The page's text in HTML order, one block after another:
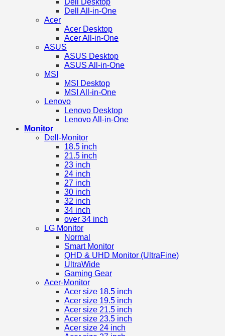
Dell Desktop
Dell All-in-One
Acer
Acer Desktop
Acer All-in-One
ASUS
ASUS Desktop
ASUS All-in-One
MSI
MSI Desktop
MSI All-in-One
Lenovo
Lenovo Desktop
Lenovo All-in-One
Monitor
Dell-Monitor
18.5 inch
21.5 inch
23 inch
24 inch
27 inch
30 inch
32 inch
34 inch
over 34 inch
LG Monitor
Normal
Smart Monitor
QHD & UHD Monitor (UltraFine)
UltraWide
Gaming Gear
Acer-Monitor
Acer size 18.5 inch
Acer size 19.5 inch
Acer size 21.5 inch
Acer size 23.5 inch
Acer size 24 inch